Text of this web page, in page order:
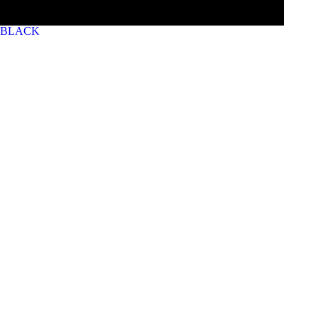
BLACK